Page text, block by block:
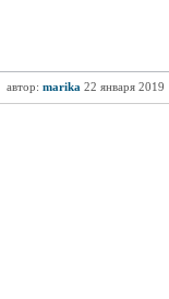
автор: marika 22 января 2019